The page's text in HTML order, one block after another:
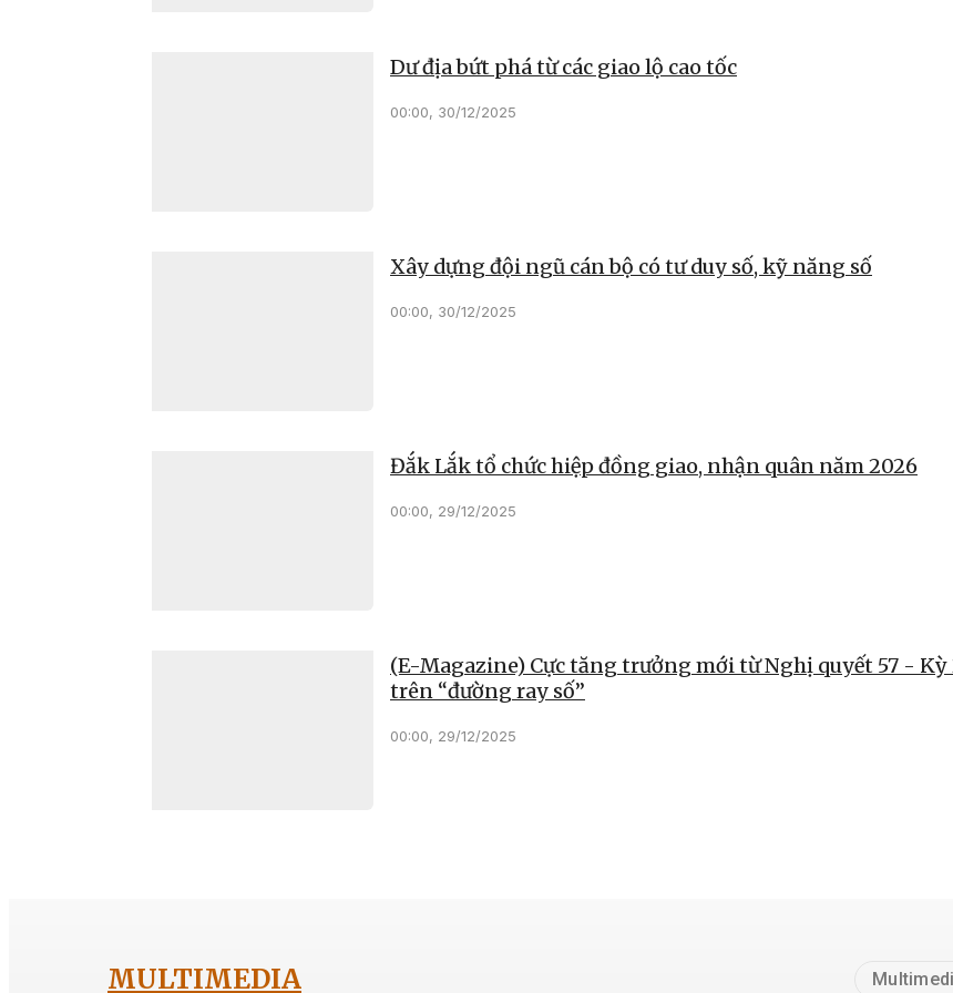
Dư địa bứt phá từ các giao lộ cao tốc
00:00, 30/12/2025
Xây dựng đội ngũ cán bộ có tư duy số, kỹ năng số
00:00, 30/12/2025
Đắk Lắk tổ chức hiệp đồng giao, nhận quân năm 2026
00:00, 29/12/2025
(E-Magazine) Cực tăng trưởng mới từ Nghị quyết 57 - Kỳ
trên “đường ray số”
00:00, 29/12/2025
MULTIMEDIA